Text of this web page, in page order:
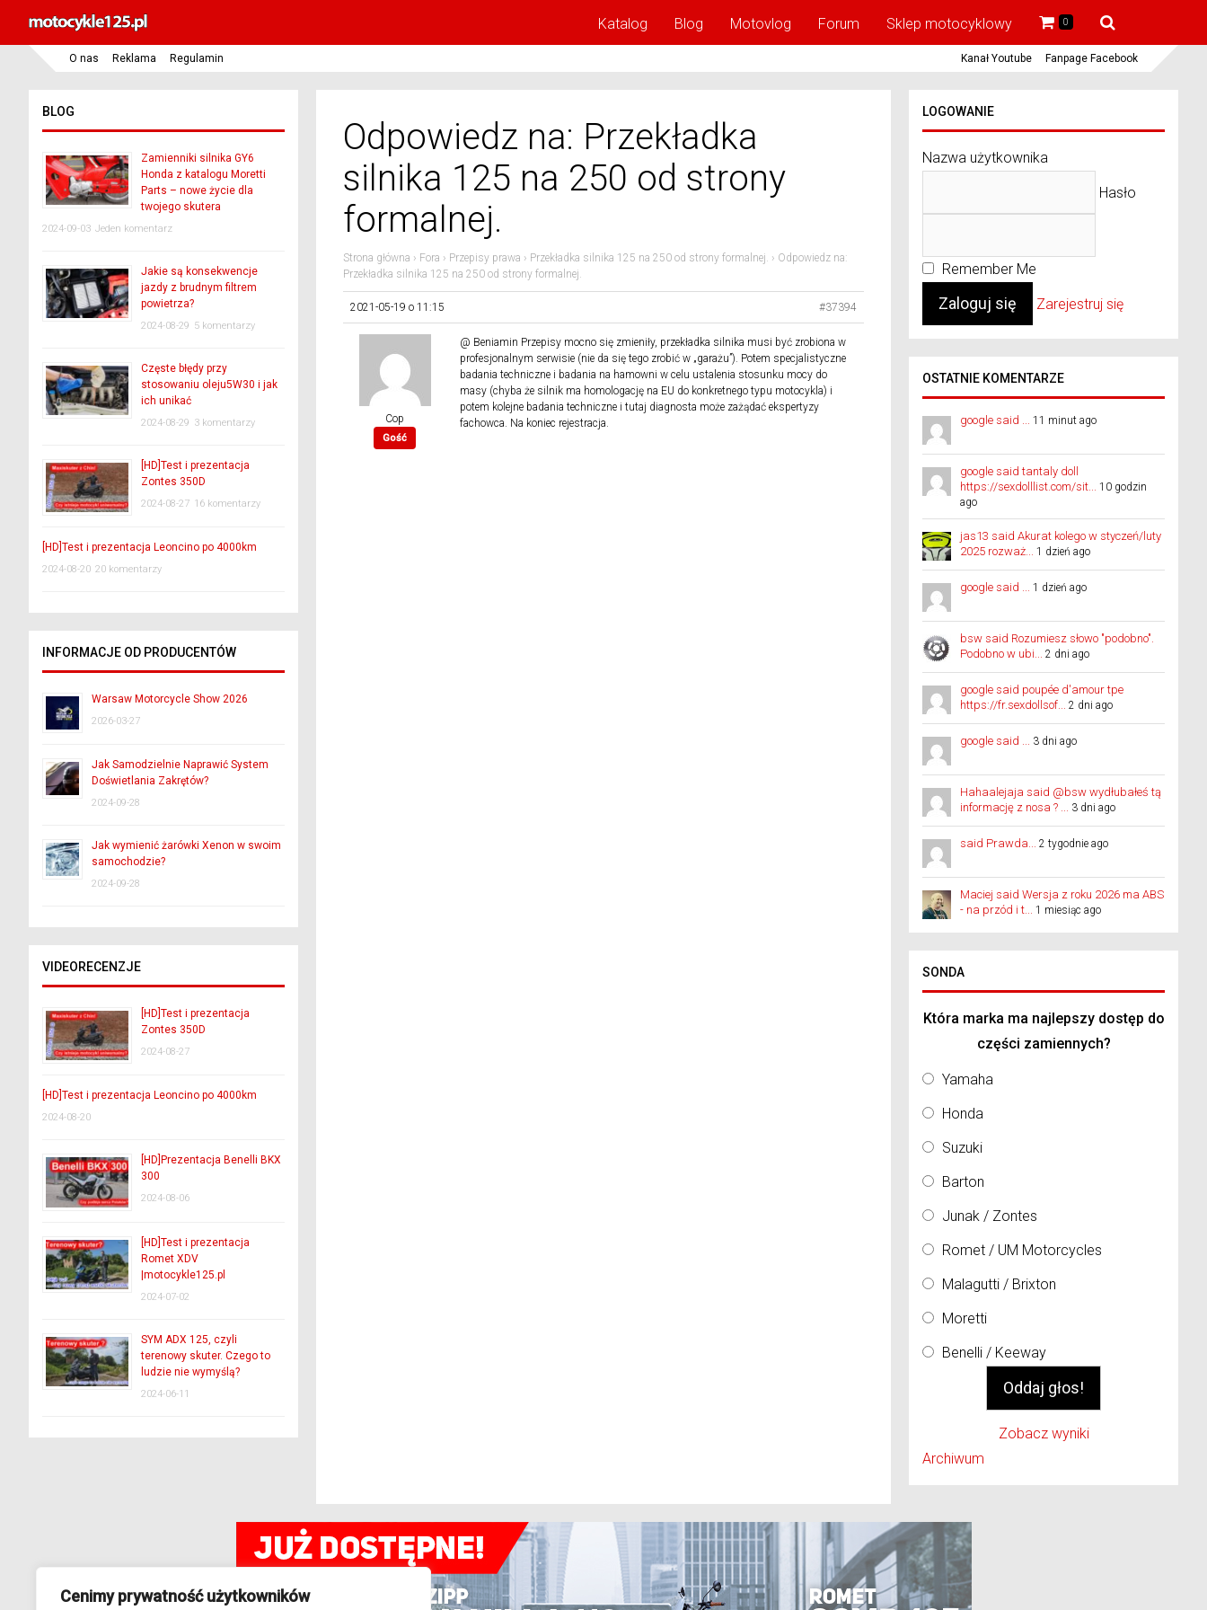
Cenimy prywatność użytkowników
Katalog Blog Motovlog Forum Sklep motocyklowy 0
O nas Reklama Regulamin Kanał Youtube Fanpage Facebook
Odpowiedz na: Przekładka
silnika 125 na 250 od strony
formalnej.
Strona główna › Fora › Przepisy prawa › Przekładka silnika 125 na 250 od strony formalnej. › Odpowiedz na:
Przekładka silnika 125 na 250 od strony formalnej.
2021-05-19 o 11:15 #37394
Cop
Gość
@ Beniamin Przepisy mocno się zmieniły, przekładka silnika musi być zrobiona w
profesjonalnym serwisie (nie da się tego zrobić w „garażu”). Potem specjalistyczne
badania techniczne i badania na hamowni w celu ustalenia stosunku mocy do
masy (chyba że silnik ma homologację na EU do konkretnego typu motocykla) i
potem kolejne badania techniczne i tutaj diagnosta może zażądać ekspertyzy
fachowca. Na koniec rejestracja.
BLOG
Zamienniki silnika GY6
Honda z katalogu Moretti
Parts – nowe życie dla
twojego skutera
2024-09-03 Jeden komentarz
Jakie są konsekwencje
jazdy z brudnym filtrem
powietrza?
2024-08-29 5 komentarzy
Częste błędy przy
stosowaniu oleju5W30 i jak
ich unikać
2024-08-29 3 komentarzy
[HD]Test i prezentacja
Zontes 350D
2024-08-27 16 komentarzy
[HD]Test i prezentacja Leoncino po 4000km
2024-08-20 20 komentarzy
INFORMACJE OD PRODUCENTÓW
Warsaw Motorcycle Show 2026
2026-03-27
Jak Samodzielnie Naprawić System
Doświetlania Zakrętów?
2024-09-28
Jak wymienić żarówki Xenon w swoim
samochodzie?
2024-09-28
VIDEORECENZJE
[HD]Test i prezentacja
Zontes 350D
2024-08-27
[HD]Test i prezentacja Leoncino po 4000km
2024-08-20
[HD]Prezentacja Benelli BKX
300
2024-08-06
[HD]Test i prezentacja
Romet XDV
|motocykle125.pl
2024-07-02
SYM ADX 125, czyli
terenowy skuter. Czego to
ludzie nie wymyślą?
2024-06-11
LOGOWANIE
Nazwa użytkownika
Hasło
Remember Me
Zarejestruj się
OSTATNIE KOMENTARZE
google said ... 11 minut ago
google said tantaly doll
https://sexdolllist.com/sit... 10 godzin
ago
jas13 said Akurat kolego w styczeń/luty
2025 rozważ... 1 dzień ago
google said ... 1 dzień ago
bsw said Rozumiesz słowo "podobno".
Podobno w ubi... 2 dni ago
google said poupée d'amour tpe
https://fr.sexdollsof... 2 dni ago
google said ... 3 dni ago
Hahaalejaja said @bsw wydłubałeś tą
informację z nosa ? ... 3 dni ago
said Prawda... 2 tygodnie ago
Maciej said Wersja z roku 2026 ma ABS
- na przód i t... 1 miesiąc ago
SONDA
Która marka ma najlepszy dostęp do
części zamiennych?
Yamaha
Honda
Suzuki
Barton
Junak / Zontes
Romet / UM Motorcycles
Malagutti / Brixton
Moretti
Benelli / Keeway
Zobacz wyniki
Archiwum